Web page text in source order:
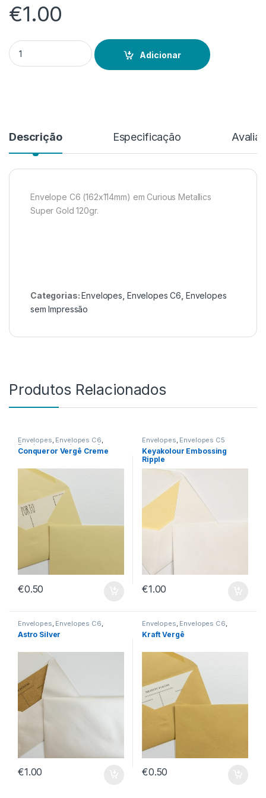
€1.00
Quantidade de Curious Metallics Super Gold
Adicionar
Descrição Especificação
Envelope C6 (162x114mm) em Curious Metallics
Super Gold 120gr.
Categorias:Envelopes, Envelopes C6, Envelopes
sem Impressão
Produtos Relacionados
Envelopes, Envelopes C6,
Envelopes sem Impressão
Conqueror Vergê Creme
€0.50
Envelopes, Envelopes C5
Keyakolour Embossing
Ripple
€1.00
Envelopes, Envelopes C6,
Envelopes sem Impressão
Astro Silver
€1.00
Envelopes, Envelopes C6,
Envelopes sem Impressão
Kraft Vergê
€0.50